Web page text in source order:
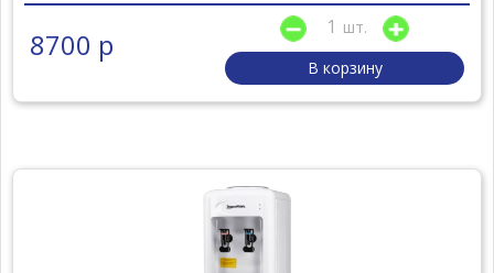
8700 р
шт.
В корзину